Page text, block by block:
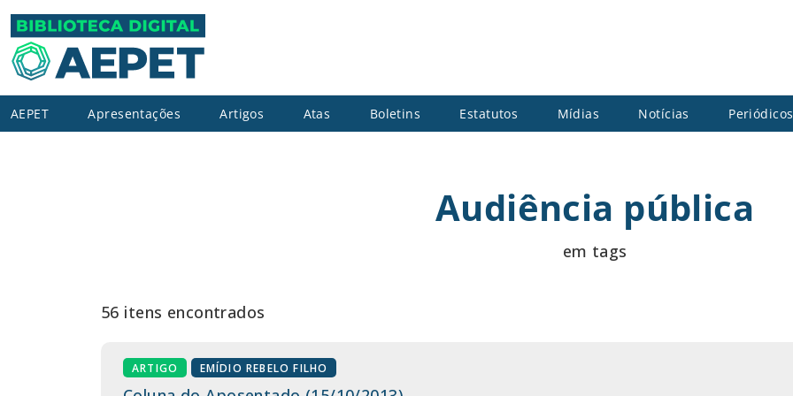
AEPET Apresentações Artigos Atas Boletins Estatutos Mídias Notícias Periódicos
Audiência pública
em tags
56 itens encontrados
ARTIGO EMÍDIO REBELO FILHO